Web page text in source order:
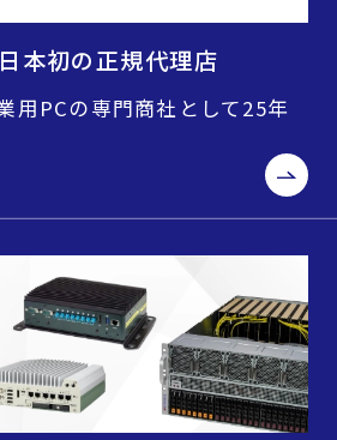
本初の正規代理店
用PCの専門商社として25年